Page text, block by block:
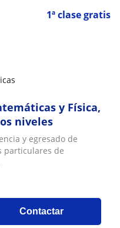
1ª clase gratis
y Física,
niveles
y egresado de
particulares de
Contactar